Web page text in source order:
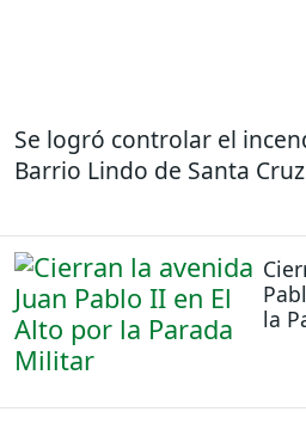
Se logró controlar el
Barrio Lindo de Santa Cruz
la